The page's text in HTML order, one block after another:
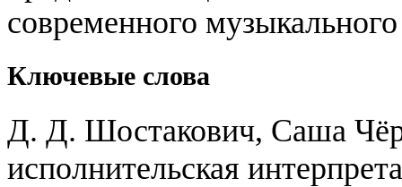
современного музыкального
Ключевые слова
Д. Д. Шостакович, Саша
исполнительская